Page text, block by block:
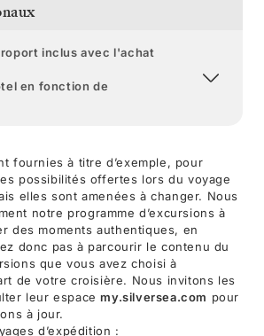
inclus avec l'achat
en fonction de
fournies à titre d’exemple, pour
possibilités offertes lors du voyage
elles sont amenées à changer. Nous
notre programme d’excursions à
des moments authentiques, en
donc pas à parcourir le contenu du
que vous avez choisi à
de votre croisière. Nous invitons les
leur espacemy.silversea.com pour
à jour.
d’expédition :